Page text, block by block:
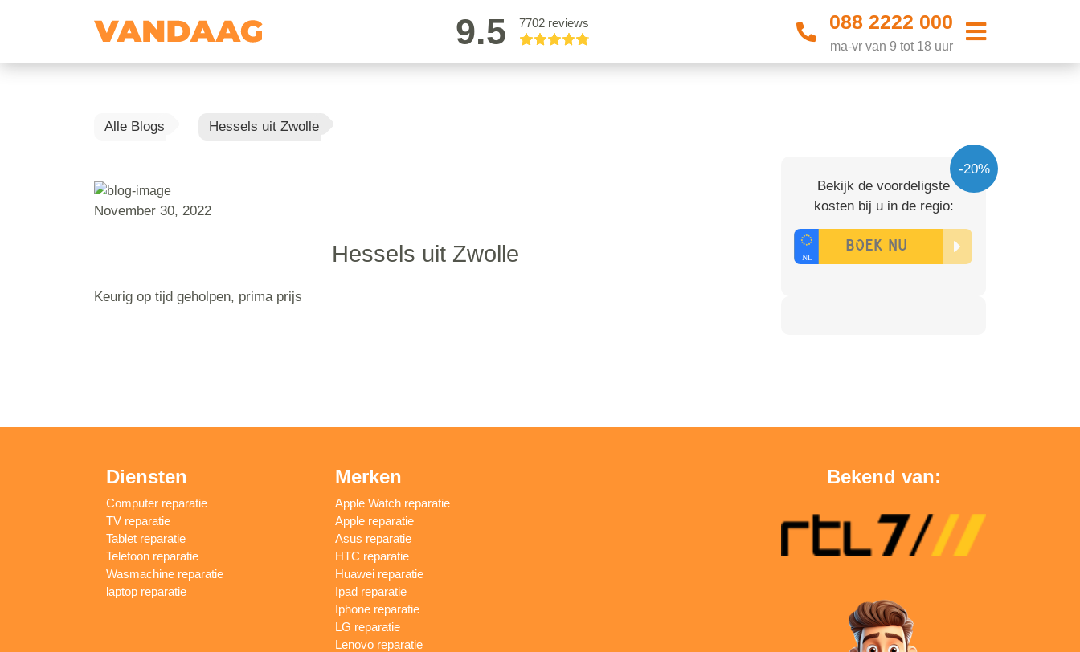
9.5 7702 reviews 088 2222 000
ma-vr van 9 tot 18 uur
Alle Blogs Hessels uit Zwolle
November 30, 2022
Hessels uit Zwolle
Keurig op tijd geholpen, prima prijs
-20%
Bekijk de voordeligste
kosten bij u in de regio:
Diensten
Computer reparatie
TV reparatie
Tablet reparatie
Telefoon reparatie
Wasmachine reparatie
laptop reparatie
Merken
Apple Watch reparatie
Apple reparatie
Asus reparatie
HTC reparatie
Huawei reparatie
Ipad reparatie
Iphone reparatie
LG reparatie
Lenovo reparatie
Bekend van: